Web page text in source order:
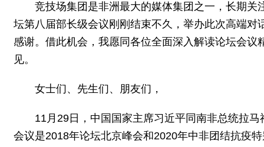
竞技场集团是非洲最大的媒体集团之一，长期
坛第八届部长级会议刚刚结束不久，举办此次高端
感谢。借此机会，我愿同各位全面深入解读论坛会
见。
女士们、先生们、朋友们，
11月29日，中国国家主席习近平同南非总统拉
会议是2018年论坛北京峰会和2020年中非团结抗疫